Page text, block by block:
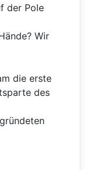
der Pole
Wir
die erste
des